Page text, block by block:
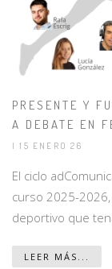
PRESENTE Y
A DEBATE EN
| 15 ENERO 26
El ciclo
curso 2025-
deportivo que
LEER MÁS...